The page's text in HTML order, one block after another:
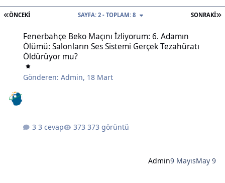
İLK SAYFA
ÖNCEKI SONRAKI
SAYFA: 2 - TOPLAM: 8
Fenerbahçe Beko Maçını İzliyorum: 6. Adamın
Ölümü: Salonların Ses Sistemi Gerçek Tezahüratı
Öldürüyor mu?
Gönderen:Admin, 18 Mart
3 cevap 373 görüntü
Admin9 MayısMay 9